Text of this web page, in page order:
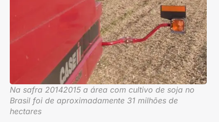
Na safra 20142015 a área com cultivo de soja no
Brasil foi de aproximadamente 31 milhões de
hectares